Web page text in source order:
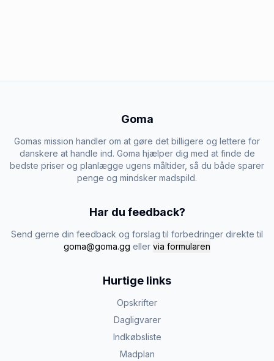
Goma
Gomas mission handler om at gøre det billigere og lettere for
danskere at handle ind. Goma hjælper dig med at finde de
bedste priser og planlægge ugens måltider, så du både sparer
penge og mindsker madspild.
Har du feedback?
Send gerne din feedback og forslag til forbedringer direkte til
goma@goma.gg eller via formularen
Hurtige links
Opskrifter
Dagligvarer
Indkøbsliste
Madplan